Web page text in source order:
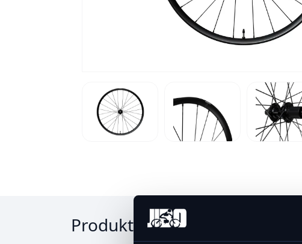
Produktinformation